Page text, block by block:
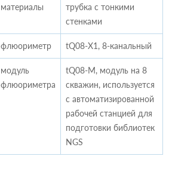
материалы
трубка с тонкими
стенками
флюориметр tQ08-X1, 8-канальный
модуль
флюориметра
tQ08-M, модуль на 8
скважин, используется
с автоматизированной
рабочей станцией для
подготовки библиотек
NGS